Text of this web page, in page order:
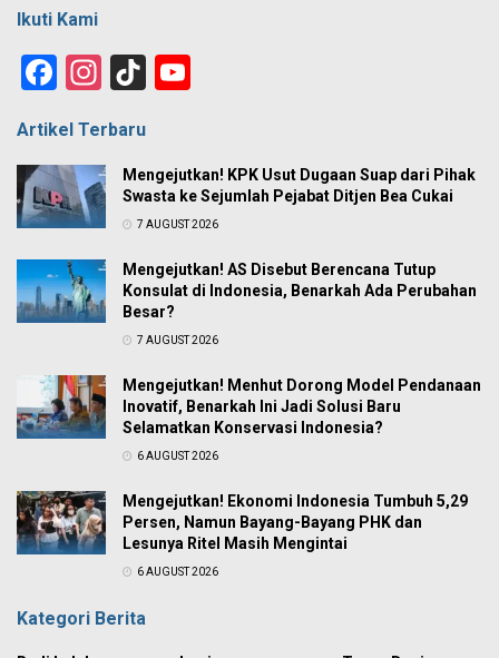
Ikuti Kami
Facebook
Instagram
TikTok
Artikel Terbaru
Mengejutkan! KPK Usut Dugaan Suap dari Pihak
Swasta ke Sejumlah Pejabat Ditjen Bea Cukai
7 AUGUST 2026
Mengejutkan! AS Disebut Berencana Tutup
Konsulat di Indonesia, Benarkah Ada Perubahan
Besar?
7 AUGUST 2026
Mengejutkan! Menhut Dorong Model Pendanaan
Inovatif, Benarkah Ini Jadi Solusi Baru
Selamatkan Konservasi Indonesia?
6 AUGUST 2026
Mengejutkan! Ekonomi Indonesia Tumbuh 5,29
Persen, Namun Bayang-Bayang PHK dan
Lesunya Ritel Masih Mengintai
6 AUGUST 2026
Kategori Berita